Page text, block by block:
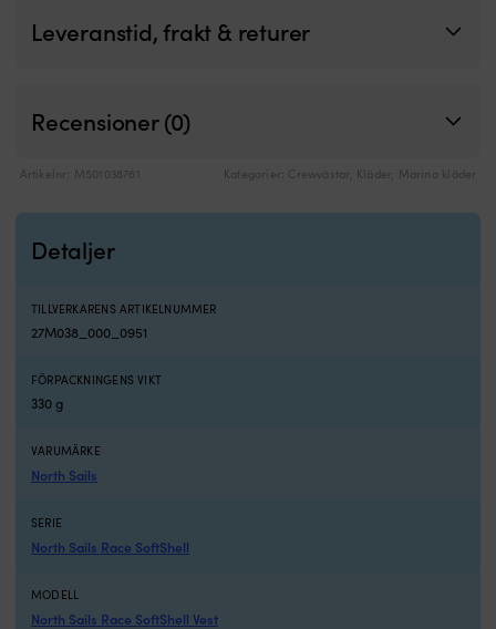
Leveranstid, frakt & returer
Recensioner (0)
Artikelnr: M501038761 Kategorier: Crewvästar Kläder Marina kläder
Detaljer
TILLVERKARENS ARTIKELNUMMER
27M038_000_0951
FÖRPACKNINGENS VIKT
330 g
VARUMÄRKE
North Sails
SERIE
North Sails Race SoftShell
MODELL
North Sails Race SoftShell Vest